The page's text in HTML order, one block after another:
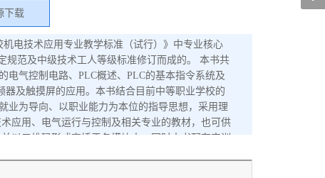
下载
电技术应用专业教学标准（试行）》中专业核心
规范及中级技术工人等级标准修订而成的。 本书共
电气控制电路、PLC概述、PLC的基本指令系统及
及触摸屏的应用。本书结合目前中等职业学校的
业为导向、以职业能力为本位的指导思想，采用理
应用、电气运行与控制及相关专业的教材，也可供
以二维码形式穿插于各模块中。同时本书配有实训